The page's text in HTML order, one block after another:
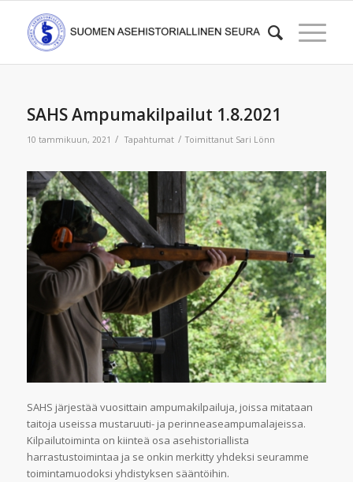
SAHS Ampumakilpailut 1.8.2021
10 tammikuun, 2021 / Tapahtumat / Toimittanut Sari Lönn
SAHS järjestää vuosittain ampumakilpailuja, joissa mitataan
taitoja useissa mustaruuti- ja perinneaseampumalajeissa.
Kilpailutoiminta on kiinteä osa asehistoriallista
harrastustoimintaa ja se onkin merkitty yhdeksi seuramme
toimintamuodoksi yhdistyksen sääntöihin.